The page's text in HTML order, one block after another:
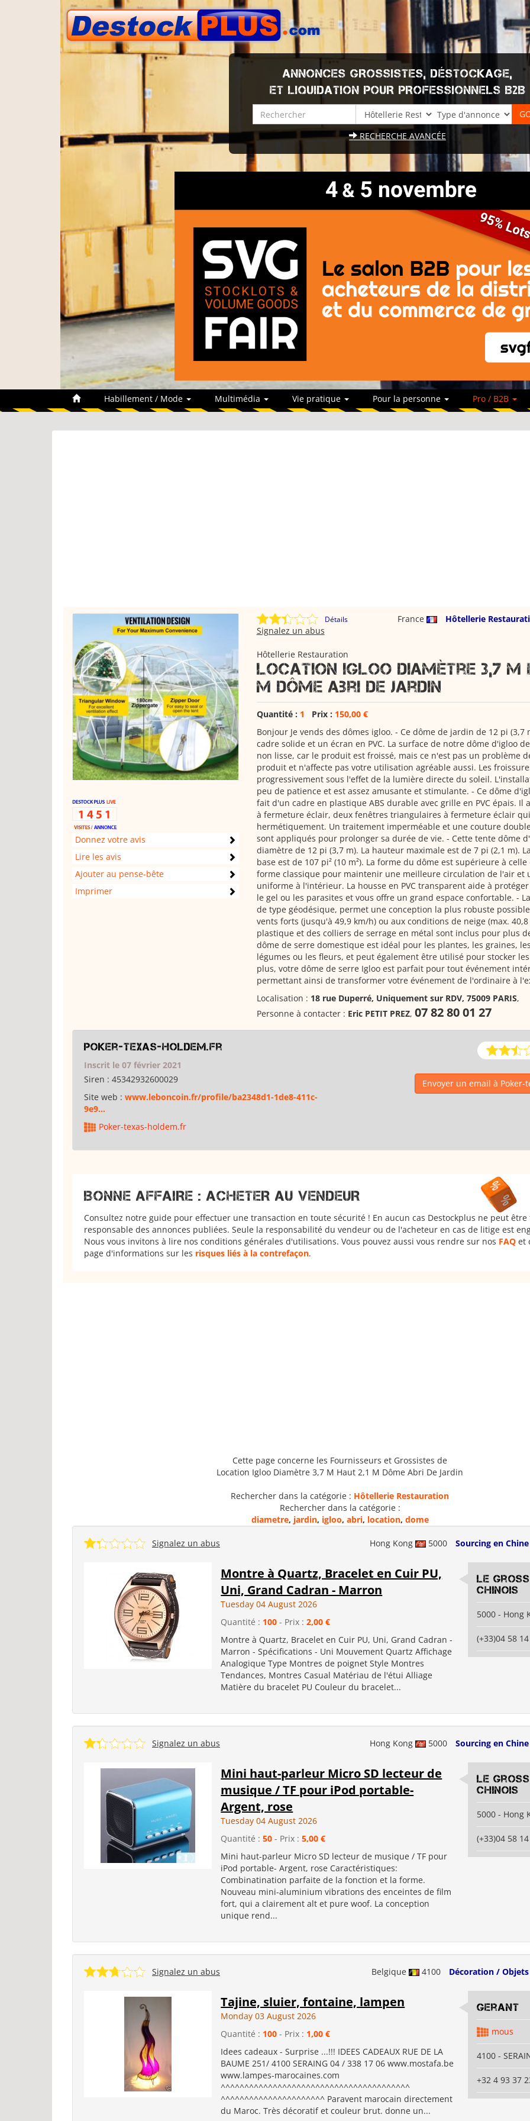
ANNONCES GROSSISTES, DÉSTOCKAGE,
ET LIQUIDATION POUR PROFESSIONNELS B2B
RECHERCHE AVANCÉE
Habillement / Mode Multimédia Vie pratique Pour la personne Pro / B2B
Donnez votre avis
Lire les avis
Ajouter au pense-bête
Imprimer
Détails France
Hôtellerie
Signalez un abus
Hôtellerie Restauration
Location Igloo Diamètre 3,7 M
M Dôme Abri De Jardin
Quantité : 1 Prix : 150,00 €
Bonjour Je vends des dômes igloo. - Ce dôme de jardin de 12 pi (3,7
cadre solide et un écran en PVC. La surface de notre dôme d'igloo
non lisse, car le produit est froissé, mais ce n'est pas un problème
produit et n'affecte pas votre utilisation agréable aussi. Les
progressivement sous l'effet de la lumière directe du soleil.
peu de patience et est assez amusante et stimulante. - Ce dôme
fait d'un cadre en plastique ABS durable avec grille en PVC épais. Il
à fermeture éclair, deux fenêtres triangulaires à fermeture éclair
hermétiquement. Un traitement imperméable et une couture
sont appliqués pour prolonger sa durée de vie. - Cette tente dôme
diamètre de 12 pi (3,7 m). La hauteur maximale est de 7 pi (2,1 m).
base est de 107 pi² (10 m²). La forme du dôme est supérieure à celle
forme classique pour maintenir une meilleure circulation de l'air et
uniforme à l'intérieur. La housse en PVC transparent aide à
le gel ou les parasites et vous offre un grand espace confortable. -
de type géodésique, permet une conception la plus robuste
vents forts (jusqu'à 49,9 km/h) ou aux conditions de neige (max. 40,8
plastique et des colliers de serrage en métal sont inclus pour plus
dôme de serre domestique est idéal pour les plantes, les graines,
légumes ou les fleurs, et peut également être utilisé pour stocker
plus, votre dôme de serre Igloo est parfait pour tout événement
permettant ainsi de transformer votre événement de l'ordinaire à
Localisation : 18 rue Duperré, Uniquement sur RDV, 75009 PARIS,
Personne à contacter : Eric PETIT PREZ, 07 82 80 01 27
Poker-texas-holdem.fr
Inscrit le 07 février 2021
Siren : 45342932600029
Site web : www.leboncoin.fr/profile/ba2348d1-1de8-411c-
9e9...
Envoyer un email à
Poker-texas-holdem.fr
BONNE AFFAIRE : ACHETER AU VENDEUR
Consultez notre guide pour effectuer une transaction en toute sécurité ! En aucun cas Destockplus ne peut être
responsable des annonces publiées. Seule la responsabilité du vendeur ou de l'acheteur en cas de litige est
Nous vous invitons à lire nos conditions générales d'utilisations. Vous pouvez aussi vous rendre sur nos FAQ et
page d'informations sur les risques liés à la contrefaçon.
Cette page concerne les Fournisseurs et Grossistes de
Location Igloo Diamètre 3,7 M Haut 2,1 M Dôme Abri De Jardin
Rechercher dans la catégorie : Hôtellerie Restauration
Rechercher dans la catégorie :
diametre, jardin, igloo, abri, location, dome
Hong Kong 5000 Sourcing en Chine
Signalez un abus
Montre à Quartz, Bracelet en Cuir PU,
Uni, Grand Cadran - Marron
Tuesday 04 August 2026
Quantité : 100 - Prix :2,00 €
Montre à Quartz, Bracelet en Cuir PU, Uni, Grand Cadran -
Marron - Spécifications - Uni Mouvement Quartz Affichage
Analogique Type Montres de poignet Style Montres
Tendances, Montres Casual Matériau de l'étui Alliage
Matière du bracelet PU Couleur du bracelet...
Le
chinois
5000 - Hong
(+33)04 58
Hong Kong 5000 Sourcing en Chine
Signalez un abus
Mini haut-parleur Micro SD lecteur de
musique / TF pour iPod portable-
Argent, rose
Tuesday 04 August 2026
Quantité :50 - Prix :5,00 €
Mini haut-parleur Micro SD lecteur de musique / TF pour
iPod portable- Argent, rose Caractéristiques:
Combinatination parfaite de la fonction et la forme.
Nouveau mini-aluminium vibrations des enceintes de film
fort, qui a clairement alt et pure woof. La conception
unique rend...
Le
chinois
5000 - Hong
(+33)04 58
Belgique 4100 Décoration / Objets
Signalez un abus
Tajine, sluier, fontaine, lampen
Monday 03 August 2026
Quantité : 100 - Prix : 1,00 €
Idees cadeaux - Surprise ...!!! IDEES CADEAUX RUE DE LA
BAUME 251/ 4100 SERAING 04 / 338 17 06 www.mostafa.be
www.lampes-marocaines.com
^^^^^^^^^^^^^^^^^^^^^^^^^^^^^^^^^^^^^^^^
^^^^^^^^^^^^^^^^^^^^^^ Paravent marocain directement
du Maroc. Très décoratif et couleur brut. donne un...
gerant
mous
4100 -
+32 4 93 37